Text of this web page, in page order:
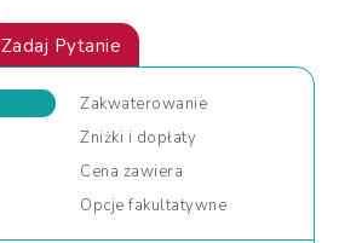
Zadaj Pytanie
Zakwaterowanie
Zniżki i dopłaty
Cena zawiera
Opcje fakultatywne